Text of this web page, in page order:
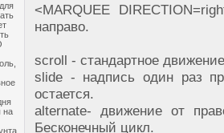
на
<MARQUEE
направо.
scroll - стандартное
slide - надпись один раз
остается.
alternate- движение от
Бесконечный цикл.